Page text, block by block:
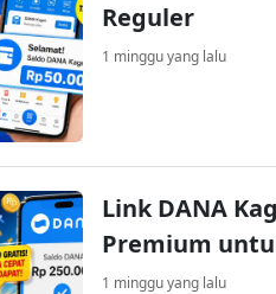
Reguler
1 minggu yang lalu
Link DANA
Premium
1 minggu yang lalu